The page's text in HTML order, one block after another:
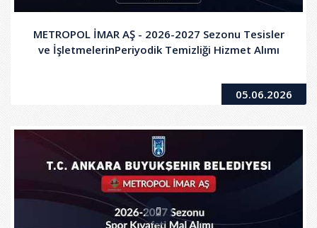
METROPOL İMAR AŞ - 2026-2027 Sezonu Tesisler
ve İşletmelerinPeriyodik Temizliği Hizmet Alımı
05.06.2026